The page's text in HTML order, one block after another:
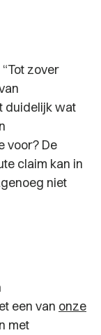
Tot zover
duidelijk wat
voor? De
claim kan in
niet
een van onze
met